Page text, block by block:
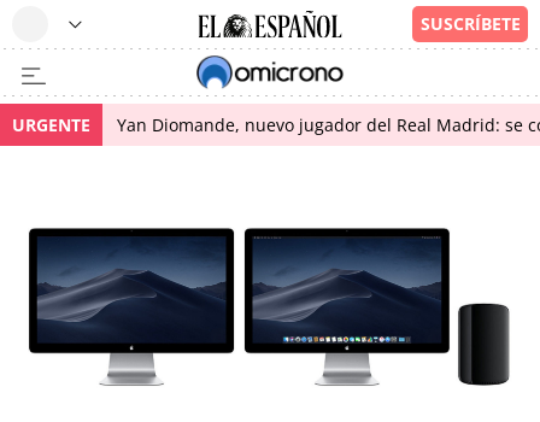
URGENTE Yan Diomande, nuevo jugador del Real Madrid: se